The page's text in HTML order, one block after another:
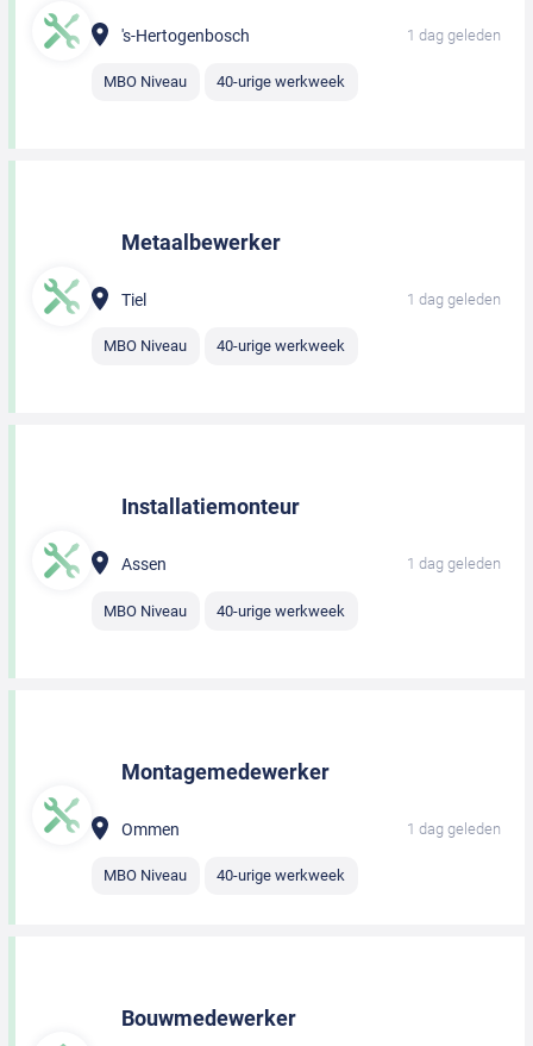
's-Hertogenbosch 1 dag geleden
MBO Niveau 40-urige werkweek
Metaalbewerker
Tiel 1 dag geleden
MBO Niveau 40-urige werkweek
Installatiemonteur
Assen 1 dag geleden
MBO Niveau 40-urige werkweek
Montagemedewerker
Ommen 1 dag geleden
MBO Niveau 40-urige werkweek
Bouwmedewerker